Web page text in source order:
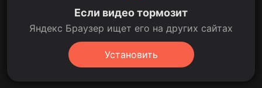
Если видео тормозит
Яндекс Браузер ищет его на других сайтах
Установить